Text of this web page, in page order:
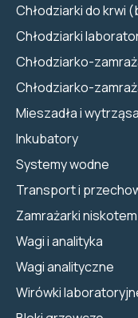
Chłodziarki do krwi
Chłodziarki
Chłodziarko-
Chłodziarko-
Mieszadła i
Inkubatory
Systemy wodne
Transport i
Zamrażarki
Wagi i analityka
Wagi analityczne
Wirówki